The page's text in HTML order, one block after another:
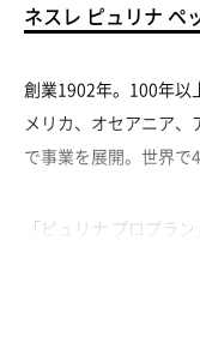
ネスレ ピュリナ ペ
創業1902年。100年以
メリカ、オセアニア
で事業を展開。世界で
「ピュリナ プロプラン」